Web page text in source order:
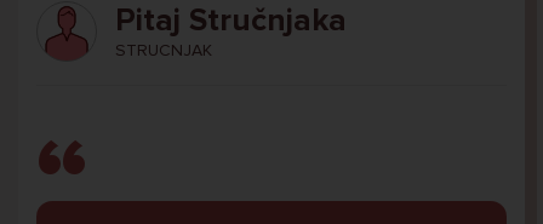
Pitaj Stručnjaka
STRUCNJAK